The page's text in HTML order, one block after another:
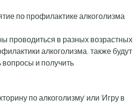
по профилактике алкоголизма
проводиться в разных возрастных
алкоголизма, также будут
вопросы и получить
по алкоголизму' или 'Игру в